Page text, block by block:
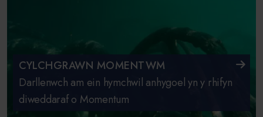
CYLCHGRAWN MOMENTWM
Darllenwch am ein hymchwil anhygoel yn y rhifyn
diweddaraf o Momentum